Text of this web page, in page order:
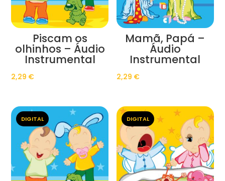
Piscam os
olhinhos – Áudio
Instrumental
2,29 €
Mamã, Papá –
Áudio
Instrumental
2,29 €
DIGITAL DIGITAL